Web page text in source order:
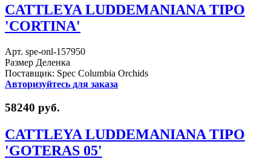
CATTLEYA LUDDEMANIANA TIPO
'CORTINA'
Арт. spe-onl-157950
Размер Деленка
Поставщик: Spec Columbia Orchids
Авторизуйтесь для заказа
58240 руб.
CATTLEYA LUDDEMANIANA TIPO
'GOTERAS 05'